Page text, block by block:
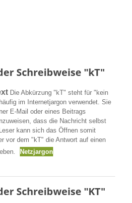
Schreibweise "kT"
Die Abkürzung "kT" steht für "kein
im Internetjargon verwendet. Sie
E-Mail oder eines Beitrags
dass die Nachricht selbst
kann sich das Öffnen somit
vor dem "kT" die Antwort auf einen
Netzjargon
Schreibweise "KT"